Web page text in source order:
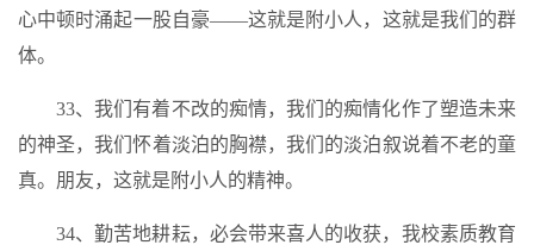
心中顿时涌起一股自豪——这就是附小人，这就是我们的群
体。
33、我们有着不改的痴情，我们的痴情化作了塑造未来
的神圣，我们怀着淡泊的胸襟，我们的淡泊叙说着不老的童
真。朋友，这就是附小人的精神。
34、勤苦地耕耘，必会带来喜人的收获，我校素质教育